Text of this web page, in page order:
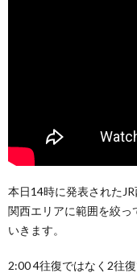
本日14時に発表された
関西エリアに範囲を絞っ
いきます。
2:00 4往復ではなく2往復